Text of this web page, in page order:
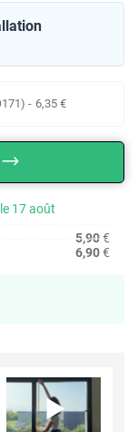
- 6,35 €
17 août
5,90€
6,90€